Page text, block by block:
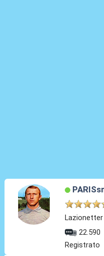
Lazionetter
22.590
Registrato